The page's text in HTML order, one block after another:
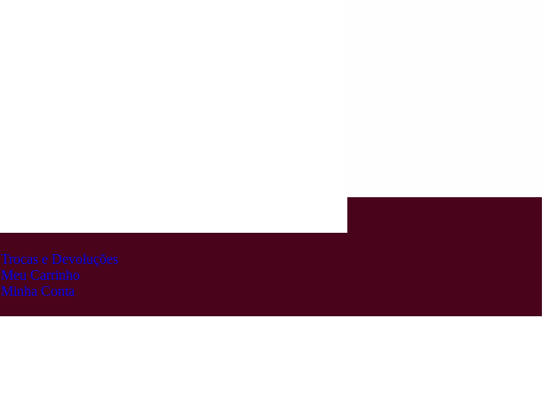
Trocas e Devoluções
Meu Carrinho
Minha Conta